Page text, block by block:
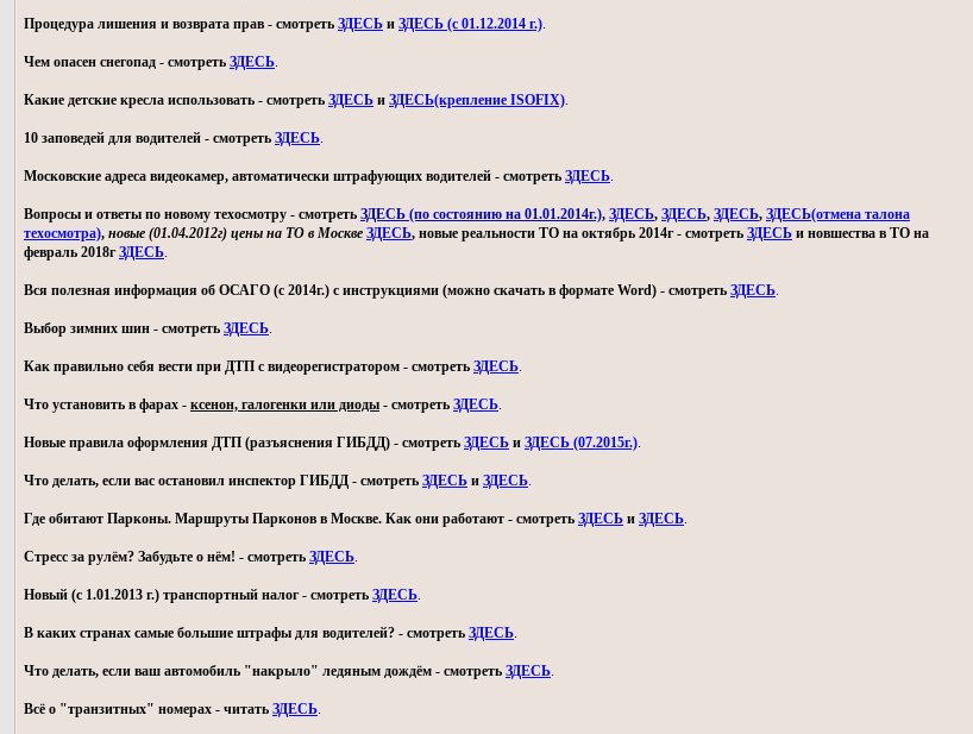
Процедура лишения и возврата прав - смотреть ЗДЕСЬ и ЗДЕСЬ (с 01.12.2014 г.).
Чем опасен снегопад - смотреть ЗДЕСЬ.
Какие детские кресла использовать - смотреть ЗДЕСЬ и ЗДЕСЬ(крепление ISOFIX).
10 заповедей для водителей - смотреть ЗДЕСЬ.
Московские адреса видеокамер, автоматически штрафующих водителей - смотреть ЗДЕСЬ.
Вопросы и ответы по новому техосмотру - смотреть ЗДЕСЬ (по состоянию на 01.01.2014г.), ЗДЕСЬ, ЗДЕСЬ, ЗДЕСЬ, ЗДЕСЬ(отмена талона
техосмотра), новые (01.04.2012г) цены на ТО в Москве ЗДЕСЬ, новые реальности ТО на октябрь 2014г - смотреть ЗДЕСЬ и новшества в ТО на
февраль 2018гЗДЕСЬ.
Вся полезная информация об ОСАГО (с 2014г.) с инструкциями (можно скачать в формате Word) - смотреть ЗДЕСЬ.
Выбор зимних шин - смотреть ЗДЕСЬ.
Как правильно себя вести при ДТП с видеорегистратором - смотреть ЗДЕСЬ.
Что установить в фарах - ксенон, галогенки или диоды - смотреть ЗДЕСЬ.
Новые правила оформления ДТП (разъяснения ГИБДД) - смотреть ЗДЕСЬ и ЗДЕСЬ (07.2015г.).
Что делать, если вас остановил инспектор ГИБДД - смотреть ЗДЕСЬ и ЗДЕСЬ.
Где обитают Парконы. Маршруты Парконов в Москве. Как они работают - смотреть ЗДЕСЬ и ЗДЕСЬ.
Стресс за рулём? Забудьте о нём! - смотреть ЗДЕСЬ.
Новый (с 1.01.2013 г.) транспортный налог - смотреть ЗДЕСЬ.
В каких странах самые большие штрафы для водителей? - смотреть ЗДЕСЬ.
Что делать, если ваш автомобиль "накрыло" ледяным дождём - смотреть ЗДЕСЬ.
Всё о "транзитных" номерах - читать ЗДЕСЬ.